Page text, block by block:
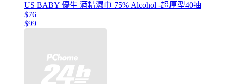
US BABY 優生 酒精濕巾 75% Alcohol -超厚型40抽
$76
$99